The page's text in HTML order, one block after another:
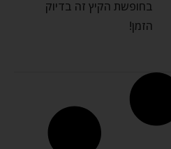
בחופשת הקיץ זה בדיוק
הזמן!